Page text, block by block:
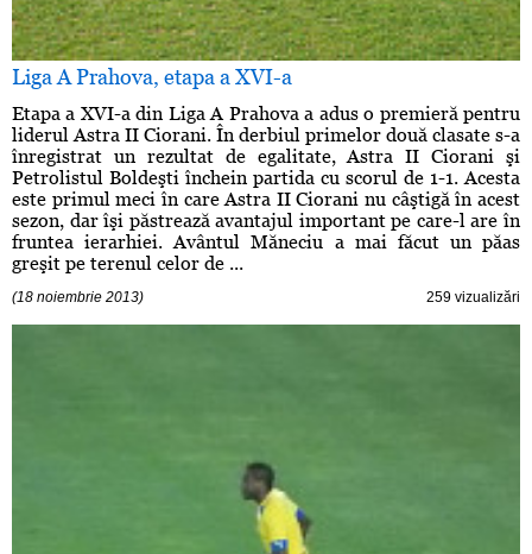
Liga A Prahova, etapa a XVI-a
Etapa a XVI-a din Liga A Prahova a adus o premieră pentru
liderul Astra II Ciorani. În derbiul primelor două clasate s-a
înregistrat un rezultat de egalitate, Astra II Ciorani şi
Petrolistul Boldeşti închein partida cu scorul de 1-1. Acesta
este primul meci în care Astra II Ciorani nu câştigă în acest
sezon, dar îşi păstrează avantajul important pe care-l are în
fruntea ierarhiei. Avântul Măneciu a mai făcut un păas
greşit pe terenul celor de ...
(18 noiembrie 2013) 259 vizualizări